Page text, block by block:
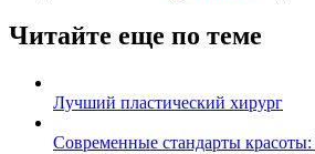
Читайте еще по теме
Лучший пластический хирург
Современные стандарты красоты: